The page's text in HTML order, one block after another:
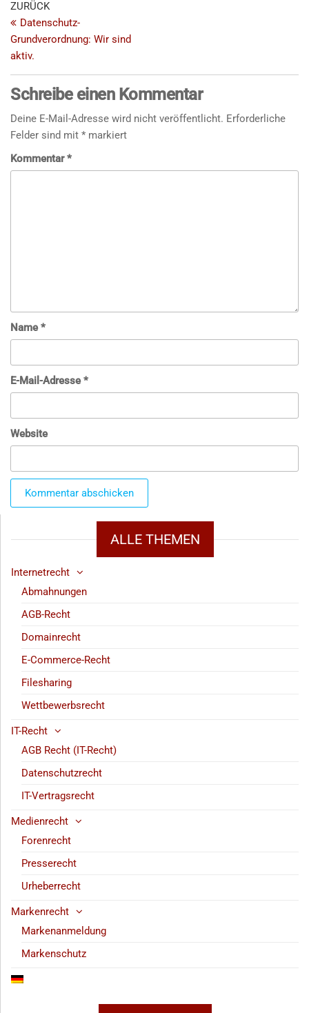
ZURÜCK
Datenschutz-
Grundverordnung: Wir sind
aktiv.
Schreibe einen Kommentar
Deine E-Mail-Adresse wird nicht veröffentlicht. Erforderliche
Felder sind mit * markiert
Kommentar*
Name*
E-Mail-Adresse*
Website
ALLE THEMEN
Internetrecht
Abmahnungen
AGB-Recht
Domainrecht
E-Commerce-Recht
Filesharing
Wettbewerbsrecht
IT-Recht
AGB Recht (IT-Recht)
Datenschutzrecht
IT-Vertragsrecht
Medienrecht
Forenrecht
Presserecht
Urheberrecht
Markenrecht
Markenanmeldung
Markenschutz